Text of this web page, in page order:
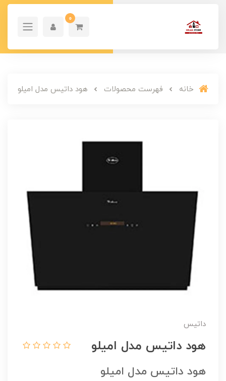
0
خانه فهرست محصولات هود داتیس مدل امیلو
داتیس
هود داتیس مدل امیلو
هود داتیس مدل امیلو